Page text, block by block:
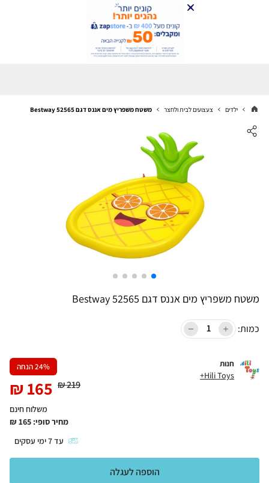
ילדים צעצועים לבית ולחצר משטח משפריץ מים אננס דגם 52565 Bestway
משטח משפריץ מים אננס דגם 52565 Bestway
כמות:
חנות
Hili Toys+
24% הנחה
219
₪
165
₪
משלוח חינם
מחיר סופי: 165
₪
עד7ימי עסקים
הוספה לעגלה